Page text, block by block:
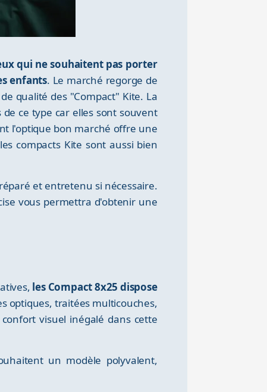
qui ne souhaitent pas porter
enfants. Le marché regorge de
qualité des "Compact" Kite. La
ce type car elles sont souvent
l'optique bon marché offre une
compacts Kite sont aussi bien
et entretenu si nécessaire.
vous permettra d'obtenir une
les Compact 8x25 dispose
optiques, traitées multicouches,
visuel inégalé dans cette
un modèle polyvalent,